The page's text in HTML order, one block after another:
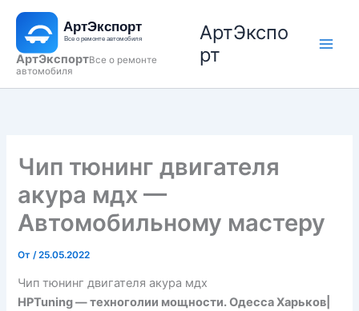
Перейти
содержимому
АртЭкспортВсе о ремонте
автомобиля
АртЭкспо
рт
Чип тюнинг двигателя
акура мдх —
Автомобильному мастеру
От /25.05.2022
Чип тюнинг двигателя акура мдх
HPTuning — техноголии мощности. Одесса Харьков|